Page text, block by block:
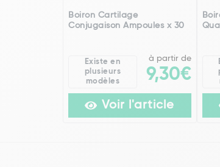
Boiron Cartilage
Conjugaison Ampoules x 30
Existe en
plusieurs
modèles
à partir de
9,30€
Voir l'article